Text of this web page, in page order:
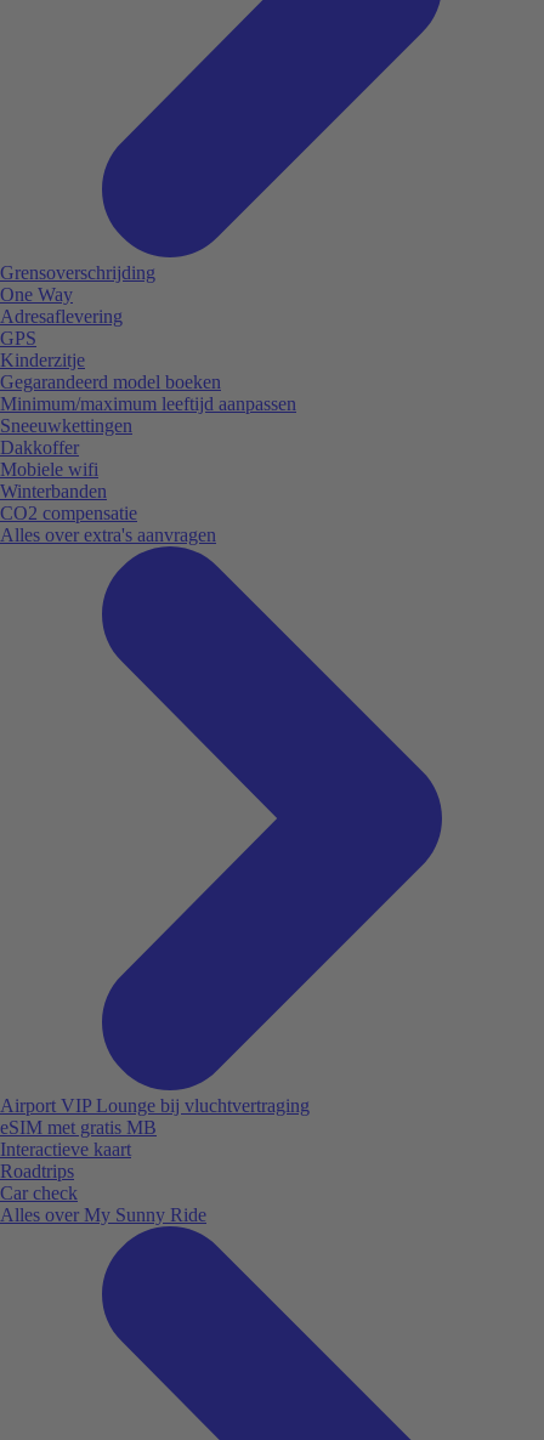
Grensoverschrijding
One Way
Adresaflevering
GPS
Kinderzitje
Gegarandeerd model boeken
Minimum/maximum leeftijd aanpassen
Sneeuwkettingen
Dakkoffer
Mobiele wifi
Winterbanden
CO2 compensatie
Alles over extra's aanvragen
Airport VIP Lounge bij vluchtvertraging
eSIM met gratis MB
Interactieve kaart
Roadtrips
Car check
Alles over My Sunny Ride